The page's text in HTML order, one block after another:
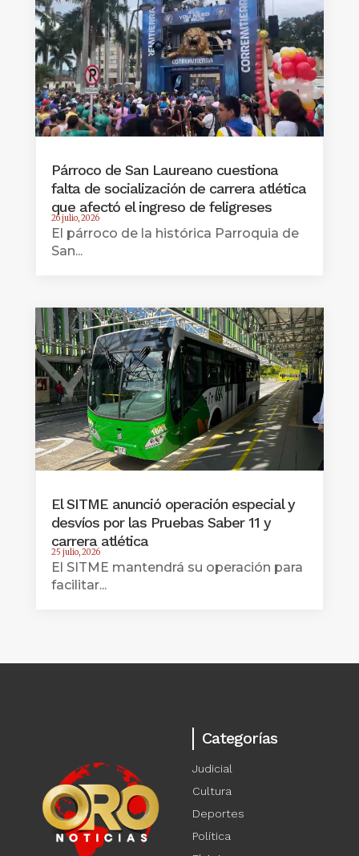
Párroco de San Laureano cuestiona
falta de socialización de carrera atlética
que afectó el ingreso de feligreses
26 julio, 2026
El párroco de la histórica Parroquia de
San...
El SITME anunció operación especial y
desvíos por las Pruebas Saber 11 y
carrera atlética
25 julio, 2026
El SITME mantendrá su operación para
facilitar...
Categorías
Judicial
Cultura
Deportes
Política